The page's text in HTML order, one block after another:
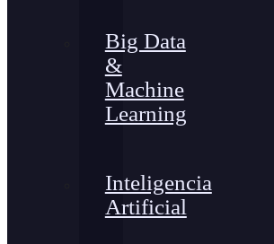
Big Data
&
Machine
Learning
Inteligencia
Artificial